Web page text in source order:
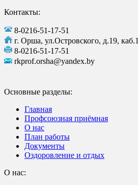
Контакты:
8-0216-51-17-51
г. Орша, ул.Островского, д.19, каб.1
8-0216-51-17-51
rkprof.orsha@yandex.by
Основные разделы:
Главная
Профсоюзная приёмная
О нас
План работы
Документы
Оздоровление и отдых
О нас: